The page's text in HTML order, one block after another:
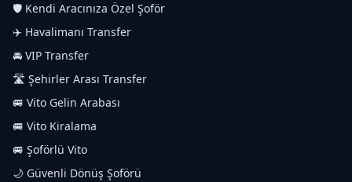
🛡️ Kendi Aracınıza Özel Şoför
✈️ Havalimanı Transfer
🚘 VIP Transfer
🛣️ Şehirler Arası Transfer
🚐 Vito Gelin Arabası
🚐 Vito Kiralama
🚐 Şoförlü Vito
🌙 Güvenli Dönüş Şoförü